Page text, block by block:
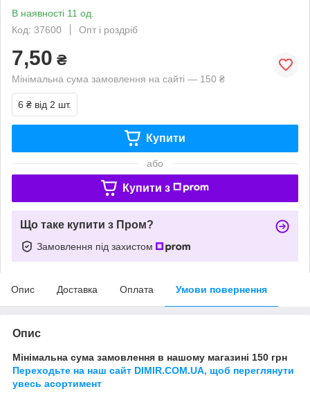
В наявності 11 од.
Код: 37600
Опт і роздріб
7,50 ₴
Мінімальна сума замовлення на сайті — 150 ₴
6 ₴ від 2 шт.
Купити
або
Купити з
Що таке купити з Пром?
Замовлення під захистом
Опис Доставка Оплата Умови повернення
Опис
Мінімальна сума замовлення в нашому магазині 150 грн
Переходьте на наш сайт DIMIR.COM.UA, щоб переглянути
увесь асортимент